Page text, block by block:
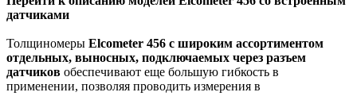
датчиками
Толщиномеры Elcometer 456 с широким ассортиментом
отдельных, выносных, подключаемых через разъем
датчиков обеспечивают еще большую гибкость в
применении, позволяя проводить измерения в